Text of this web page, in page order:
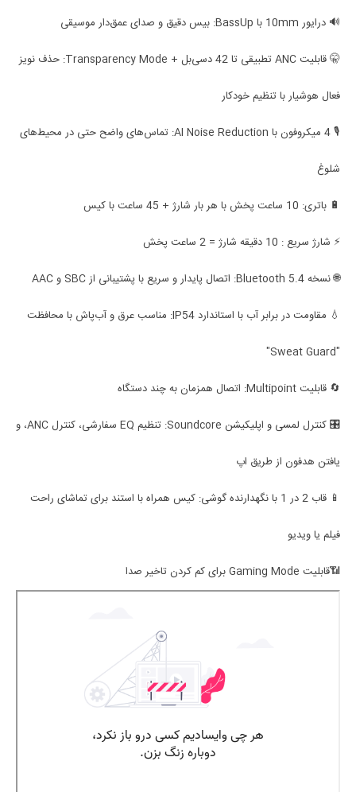
🔊 درایور 10mm با BassUp: بیس دقیق و صدای عمق‌دار موسیقی
🤫 قابلیت ANC تطبیقی تا 42 دسی‌بل + Transparency Mode: حذف نویز
فعال هوشیار با تنظیم خودکار
🎙️ 4 میکروفون با AI Noise Reduction: تماس‌های واضح حتی در محیط‌های
شلوغ
🔋 باتری: 10 ساعت پخش با هر بار شارژ + 45 ساعت با کیس
⚡ شارژ سریع : 10 دقیقه شارژ = 2 ساعت پخش
🌐 نسخه Bluetooth 5.4: اتصال پایدار و سریع با پشتیبانی از SBC و AAC
💧 مقاومت در برابر آب با استاندارد IP54: مناسب عرق و آب‌پاش با محافظت
"Sweat Guard"
🔄 قابلیت Multipoint: اتصال همزمان به چند دستگاه
🎛️ کنترل لمسی و اپلیکیشن Soundcore: تنظیم EQ سفارشی، کنترل ANC، و
یافتن هدفون از طریق اپ
📱 قاب 2 در 1 با نگهدارنده گوشی: کیس همراه با استند برای تماشای راحت
فیلم یا ویدیو
📶قابلیت Gaming Mode برای کم کردن تاخیر صدا